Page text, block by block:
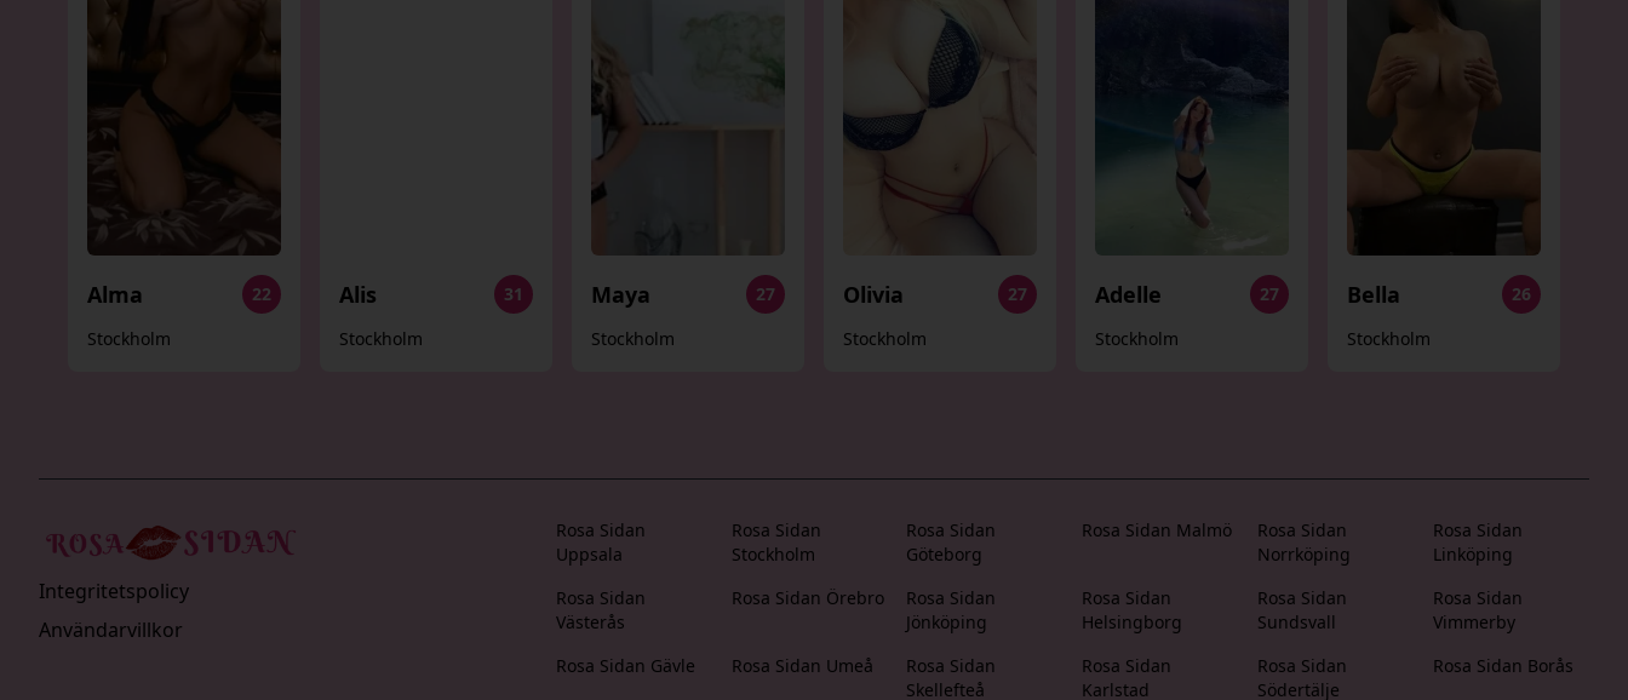
Alma
22
Stockholm
Alis
31
Stockholm
Maya
27
Stockholm
Olivia
27
Stockholm
Adelle
27
Stockholm
Bella
26
Stockholm
Integritetspolicy
Användarvillkor
Rosa Sidan
Uppsala
Rosa Sidan
Stockholm
Rosa Sidan
Göteborg
Rosa Sidan Malmö
Rosa Sidan
Norrköping
Rosa Sidan
Linköping
Rosa Sidan
Västerås
Rosa Sidan Örebro
Rosa Sidan
Jönköping
Rosa Sidan
Helsingborg
Rosa Sidan
Sundsvall
Rosa Sidan
Vimmerby
Rosa Sidan Gävle
Rosa Sidan Umeå
Rosa Sidan
Skellefteå
Rosa Sidan
Karlstad
Rosa Sidan
Södertälje
Rosa Sidan Borås